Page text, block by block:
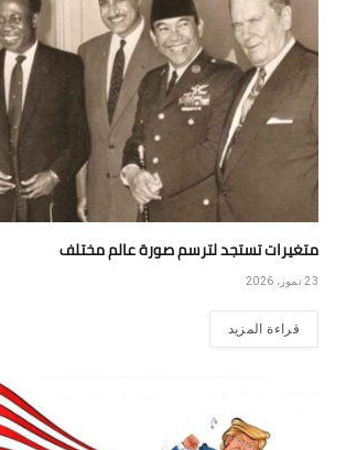
متغيرات تستجد لترسم صورة عالم مختلف
23 تموز، 2026
قراءة المزيد